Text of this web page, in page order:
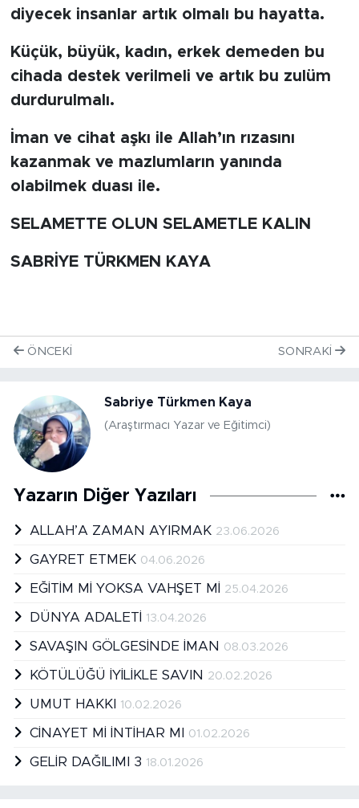
diyecek insanlar artık olmalı bu hayatta.
Küçük, büyük, kadın, erkek demeden bu
cihada destek verilmeli ve artık bu zulüm
durdurulmalı.
İman ve cihat aşkı ile Allah’ın rızasını
kazanmak ve mazlumların yanında
olabilmek duası ile.
SELAMETTE OLUN SELAMETLE KALIN
SABRİYE TÜRKMEN KAYA
ÖNCEKI SONRAKI
Sabriye Türkmen Kaya
(Araştırmacı Yazar ve Eğitimci)
Yazarın Diğer Yazıları
ALLAH’A ZAMAN AYIRMAK 23.06.2026
GAYRET ETMEK 04.06.2026
EĞİTİM Mİ YOKSA VAHŞET Mİ 25.04.2026
DÜNYA ADALETİ 13.04.2026
SAVAŞIN GÖLGESİNDE İMAN 08.03.2026
KÖTÜLÜĞÜ İYİLİKLE SAVIN 20.02.2026
UMUT HAKKI 10.02.2026
CİNAYET Mİ İNTİHAR MI 01.02.2026
GELİR DAĞILIMI 3 18.01.2026